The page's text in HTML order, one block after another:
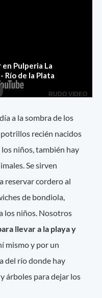
a la sombra de los
recién nacidos
niños, también hay
Se sirven
reservar cordero al
de bondiola,
los niños. Nosotros
llevar a la playa y
mismo y por un
del río donde hay
árboles para dejar los